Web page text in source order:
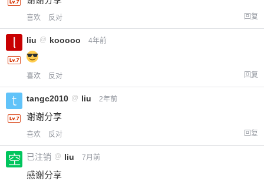
喜欢 反对 回复
liu @ kooooo 4年前
喜欢 反对 回复
tangc2010 @ liu 2年前
谢谢分享
喜欢 反对 回复
已注销 @ liu 7月前
感谢分享